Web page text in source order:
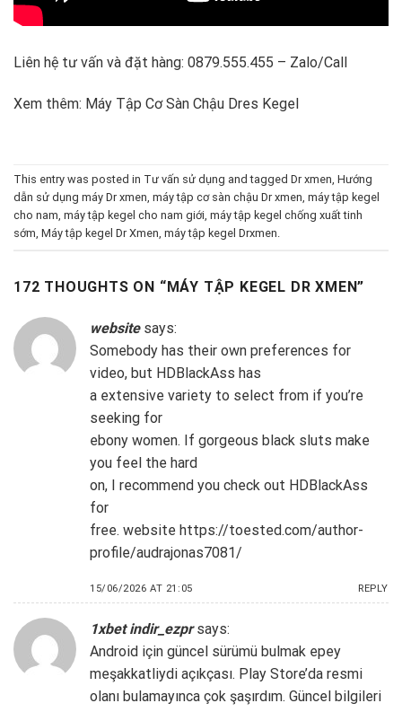
Liên hệ tư vấn và đặt hàng: 0879.555.455 – Zalo/Call
Xem thêm: Máy Tập Cơ Sàn Chậu Dres Kegel
This entry was posted in Tư vấn sử dụng and tagged Dr xmen, Hướng
dẫn sử dụng máy Dr xmen, máy tập cơ sàn chậu Dr xmen, máy tập kegel
cho nam, máy tập kegel cho nam giới, máy tập kegel chống xuất tinh
sớm, Máy tập kegel Dr Xmen, máy tập kegel Drxmen.
172 THOUGHTS ON “MÁY TẬP KEGEL DR XMEN”
website says:
Somebody has their own preferences for
video, but HDBlackAss has
a extensive variety to select from if you’re
seeking for
ebony women. If gorgeous black sluts make
you feel the hard
on, I recommend you check out HDBlackAss
for
free. website https://toested.com/author-
profile/audrajonas7081/
15/06/2026 AT 21:05 REPLY
1xbet indir_ezpr says:
Android için güncel sürümü bulmak epey
meşakkatliydi açıkçası. Play Store’da resmi
olanı bulamayınca çok şaşırdım. Güncel bilgileri